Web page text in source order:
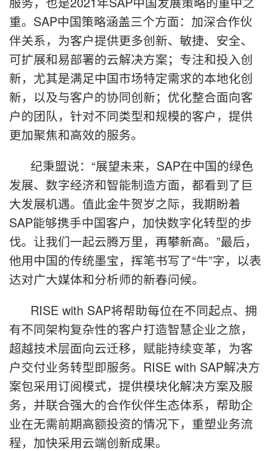
重。SAP中国策略涵盖三个方面：加深合作伙
伴关系，为客户提供更多创新、敏捷、安全、
可扩展和易部署的云解决方案；专注和投入创
新，尤其是满足中国市场特定需求的本地化创
新，以及与客户的协同创新；优化整合面向客
户的团队，针对不同类型和规模的客户，提供
更加聚焦和高效的服务。
纪秉盟说：“展望未来，SAP在中国的绿色
发展、数字经济和智能制造方面，都看到了巨
大发展机遇。值此金牛贺岁之际，我期盼着
SAP能够携手中国客户，加快数字化转型的步
伐。让我们一起云腾万里，再攀新高。”最后，
他用中国的传统墨宝，挥笔书写了“牛”字，以表
达对广大媒体和分析师的新春问候。
RISE with SAP将帮助每位在不同起点、拥
有不同架构复杂性的客户打造智慧企业之旅，
超越技术层面向云迁移，赋能持续变革，为客
户交付业务转型即服务。RISE with SAP解决方
案包采用订阅模式，提供模块化解决方案及服
务，并联合强大的合作伙伴生态体系，帮助企
业在无需前期高额投资的情况下，重塑业务流
程，加快采用云端创新成果。